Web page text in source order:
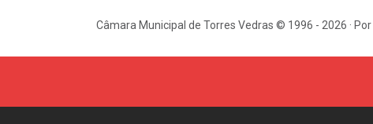
Câmara Municipal de Torres Vedras © 1996 - 2026 · Por